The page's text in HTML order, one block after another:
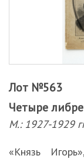
Лот №563
Четыре
М.: 1927-1929
«Князь